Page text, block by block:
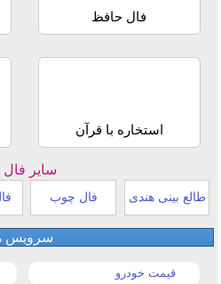
فال حافظ
استخاره با قرآن
سایر فال
طالع بینی هندی فال چوب
سرویس
قیمت خودرو